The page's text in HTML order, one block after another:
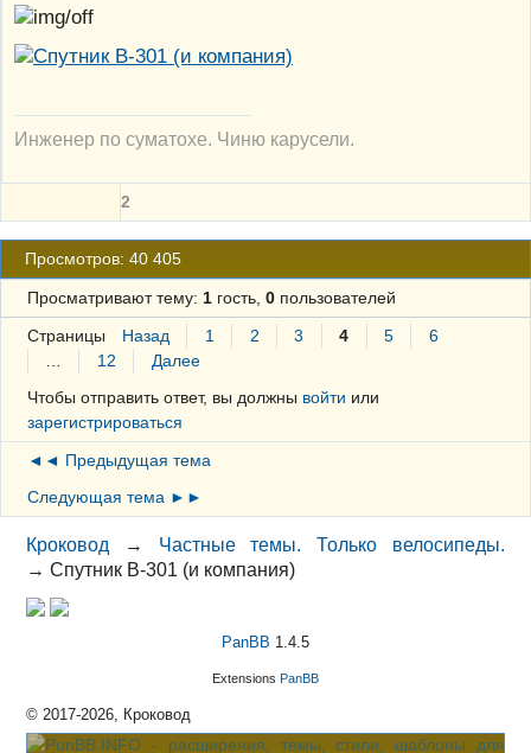
Инженер по суматохе. Чиню карусели.
2
Просмотров: 40 405
Просматривают тему: 1гость, 0пользователей
Страницы Назад 1 2 3 4 5
6
12
Далее
Чтобы отправить ответ, вы должны войти или
зарегистрироваться
◄◄ Предыдущая тема
Следующая тема ►►
Кроковод → Частные темы. Только велосипеды.
→Спутник В-301 (и компания)
PanBB 1.4.5
Extensions PanBB
© 2017-2026, Кроковод